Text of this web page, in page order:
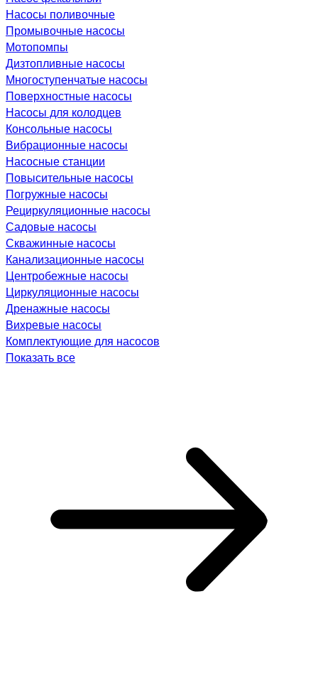
Насосы поливочные
Промывочные насосы
Мотопомпы
Дизтопливные насосы
Многоступенчатые насосы
Поверхностные насосы
Насосы для колодцев
Консольные насосы
Вибрационные насосы
Насосные станции
Повысительные насосы
Погружные насосы
Рециркуляционные насосы
Садовые насосы
Скважинные насосы
Канализационные насосы
Центробежные насосы
Циркуляционные насосы
Дренажные насосы
Вихревые насосы
Комплектующие для насосов
Показать все